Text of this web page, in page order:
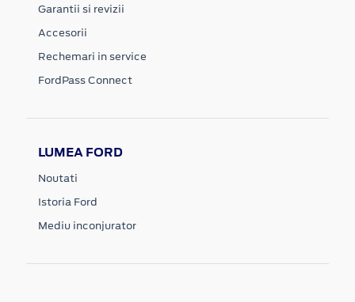
Garantii si revizii
Accesorii
Rechemari in service
FordPass Connect
LUMEA FORD
Noutati
Istoria Ford
Mediu inconjurator